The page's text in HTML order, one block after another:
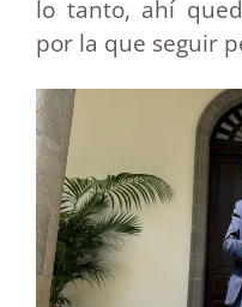
lo tanto, ahí
por la que seguir